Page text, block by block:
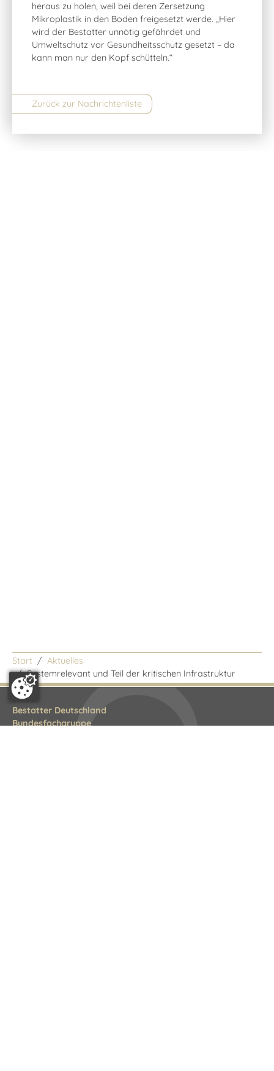
heraus zu holen, weil bei deren Zersetzung
Mikroplastik in den Boden freigesetzt werde. „Hier
wird der Bestatter unnötig gefährdet und
Umweltschutz vor Gesundheitsschutz gesetzt – da
kann man nur den Kopf schütteln.“
Zurück zur Nachrichtenliste
Start
Aktuelles
/Systemrelevant und Teil der kritischen Infrastruktur
Bestatter Deutschland
Bundesfachgruppe